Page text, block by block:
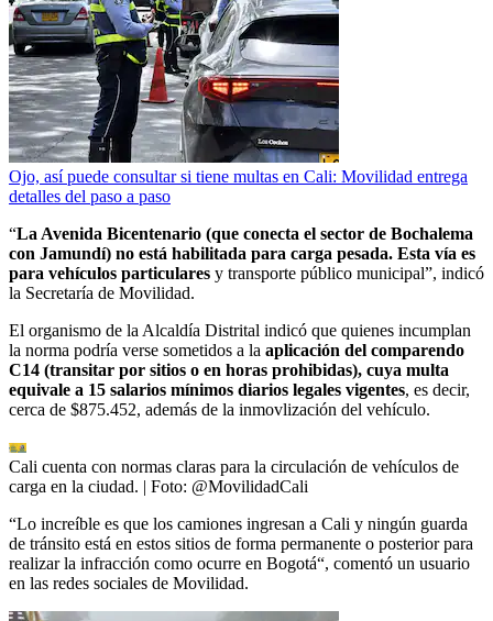
Ojo, así puede consultar si tiene multas en Cali: Movilidad entrega
detalles del paso a paso
“La Avenida Bicentenario (que conecta el sector de Bochalema
con Jamundí) no está habilitada para carga pesada. Esta vía es
para vehículos particulares y transporte público municipal”, indicó
la Secretaría de Movilidad.
El organismo de la Alcaldía Distrital indicó que quienes incumplan
la norma podría verse sometidos a la aplicación del comparendo
C14 (transitar por sitios o en horas prohibidas), cuya multa
equivale a 15 salarios mínimos diarios legales vigentes, es decir,
cerca de $875.452, además de la inmovlización del vehículo.
Cali cuenta con normas claras para la circulación de vehículos de
carga en la ciudad. | Foto: @MovilidadCali
“Lo increíble es que los camiones ingresan a Cali y ningún guarda
de tránsito está en estos sitios de forma permanente o posterior para
realizar la infracción como ocurre en Bogotá“, comentó un usuario
en las redes sociales de Movilidad.